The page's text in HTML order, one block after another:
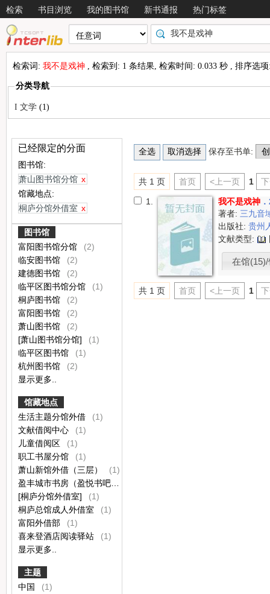
检索 书目浏览 我的图书馆 新书通报 热门标签
检索词: 我不是戏神 , 检索到: 1 条结果, 检索时间: 0.033 秒 , 排序选
分类导航
I 文学(1)
已经限定的分面
图书馆:
萧山图书馆分馆 x
馆藏地点:
桐庐分馆外借室 x
图书馆
富阳图书馆分馆
(2)
临安图书馆
(2)
建德图书馆
(2)
临平区图书馆分馆
(1)
桐庐图书馆
(2)
富阳图书馆
(2)
萧山图书馆
(2)
[萧山图书馆分馆]
(1)
临平区图书馆
(1)
杭州图书馆
(2)
显示更多..
馆藏地点
生活主题分馆外借
(1)
文献借阅中心
(1)
儿童借阅区
(1)
职工书屋分馆
(1)
萧山新馆外借（三层）
(1)
盈丰城市书房（盈悦书吧）
[桐庐分馆外借室]
(1)
桐庐总馆成人外借室
(1)
富阳外借部
(1)
喜来登酒店阅读驿站
(1)
显示更多..
主题
中国
(1)
保存至书单:
共 1 页 首页 <上一页 1
1. 我不是戏神
著者:三九音
出版社:贵州
文献类型:
在馆
共 1 页 首页 <上一页 1